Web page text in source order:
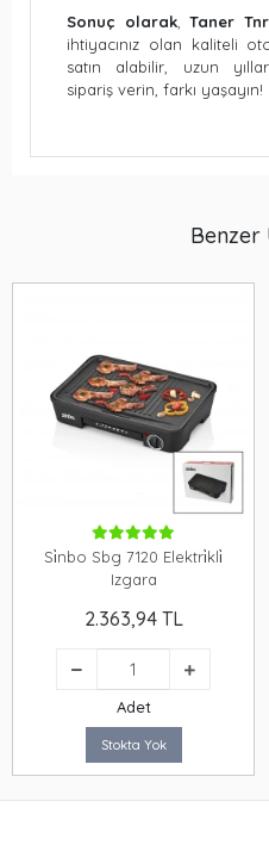
Sonuç olarak,Taner
ihtiyacınız olan kaliteli
satın alabilir, uzun
sipariş verin, farkı yaşayın!
Benzer
Si̇nbo Sbg 7120 Elektri̇kli̇
Izgara
2.363,94 TL
Adet
Stokta Yok